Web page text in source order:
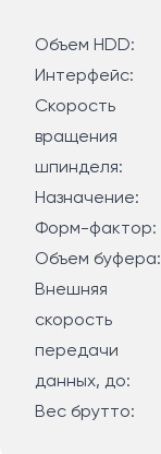
Объем HDD:
Интерфейс:
Скорость
вращения
шпинделя:
Назначение:
Форм-фактор:
Объем буфера:
Внешняя
скорость
передачи
данных, до:
Вес брутто: